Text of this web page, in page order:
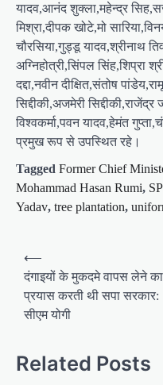
यादव,आनंद शुक्ला,महेन्द्र
मिश्रा,दीपक खोटे,मो
चौरसिया,गुड्डू यादव,श्रीनाथ
अग्निहोत्री,सिंपल सिंह,शिप्रा
दद्दा,नवीन दीक्षित,संतोष
सिद्दीकी,अजमेरी
विश्वकर्मा,पवन यादव,हेमंत
प्रमुख रूप से उपस्थित रहे।
Tagged Former Chief
Mohammad Hasan Rumi,
Yadav, tree plantation,
o
a
⟵
दंगाइयों के मुकदमे वापस लेने का
प्रयास करती थी सपा सरकार:
सीएम योगी
Related Posts